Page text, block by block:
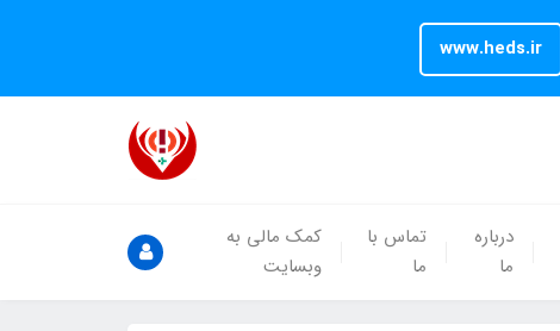
www.heds.ir
درباره
ما
تماس با
ما
کمک مالی به
وبسایت